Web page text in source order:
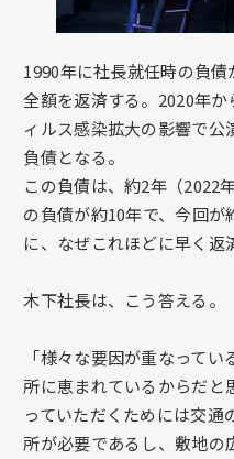
1990年に社長就任時の負債
全額を返済する。2020年
ィルス感染拡大の影響で公
負債となる。
この負債は、約2年（2022
の負債が約10年で、今回が
に、なぜこれほどに早く返
木下社長は、こう答える。
「様々な要因が重なって
所に恵まれているからだと
っていただくためには交通
所が必要であるし、敷地の